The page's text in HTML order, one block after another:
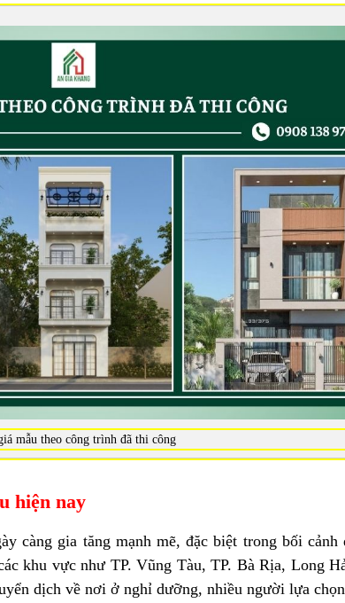
mẫu theo công trình đã thi công
hiện nay
càng gia tăng mạnh mẽ, đặc biệt trong bối cảnh
khu vực như TP. Vũng Tàu, TP. Bà Rịa, Long
dịch về nơi ở nghỉ dưỡng, nhiều người lựa